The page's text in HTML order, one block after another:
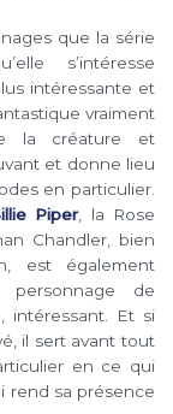
que la série
s’intéresse
intéressante et
vraiment
la créature et
et donne lieu
en particulier.
Piper, la Rose
Chandler, bien
est également
de
intéressant. Et si
il sert avant tout
en ce qui
rend sa présence